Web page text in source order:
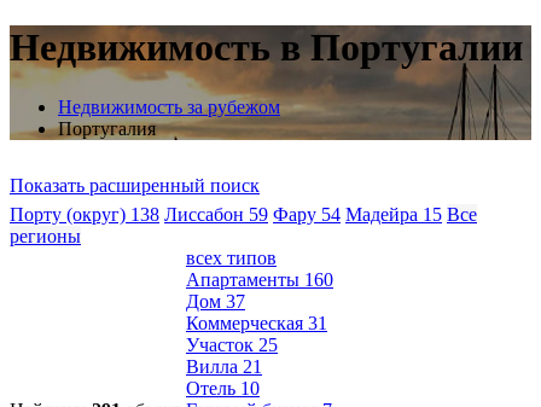
Недвижимость в Португалии
Недвижимость за рубежом
Португалия
Показать расширенный поиск
Порту (округ) 138 Лиссабон 59 Фару 54 Мадейра 15 Все
регионы
всех типов
Апартаменты 160
Дом 37
Коммерческая 31
Участок 25
Вилла 21
Отель 10